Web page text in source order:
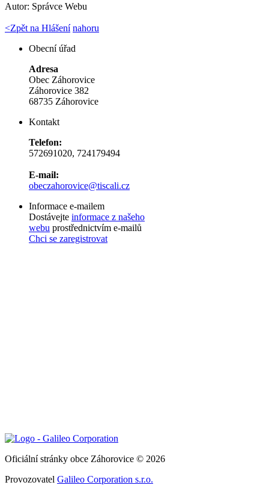
Autor: Správce Webu
<Zpět na Hlášení nahoru
Obecní úřad
Adresa
Obec Záhorovice
Záhorovice 382
68735 Záhorovice
Kontakt
Telefon:
572691020, 724179494
E-mail:
obeczahorovice@tiscali.cz
Informace e-mailem
Dostávejte informace z našeho
webu prostřednictvím e-mailů
Chci se zaregistrovat
Oficiální stránky obce Záhorovice © 2026
Provozovatel Galileo Corporation s.r.o.